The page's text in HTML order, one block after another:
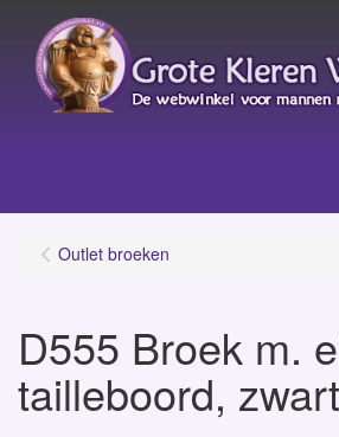
Outlet broeken
D555 Broek m.
tailleboord, zwart